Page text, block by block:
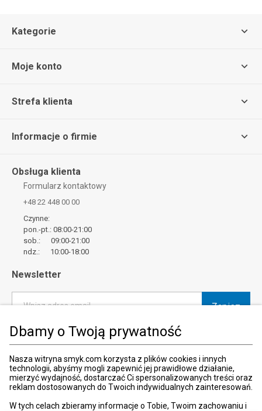
Dbamy o Twoją prywatność
Nasza witryna smyk.com korzysta z plików cookies i innych
technologii, abyśmy mogli zapewnić jej prawidłowe działanie,
mierzyć wydajność, dostarczać Ci spersonalizowanych treści oraz
reklam dostosowanych do Twoich indywidualnych zainteresowań.
W tych celach zbieramy informacje o Tobie, Twoim zachowaniu i
Kategorie
Moje konto
Strefa klienta
Informacje o firmie
Obsługa klienta
Formularz kontaktowy
+48 22 448 00 00
Czynne:
pon.-pt.: 08:00-21:00
sob.: 09:00-21:00
ndz.: 10:00-18:00
Newsletter
Wpisz adres email Zapisz
Wyrażam zgodę na otrzymywanie od SMYK sp. z o.o. informacji o
przez SMYK sp. z o.o., za pośrednictwem środków komunikacji
elektronicznej (e-mail).
W każdej chwili możesz z łatwością cofnąć wyrażone zgody.
więcej